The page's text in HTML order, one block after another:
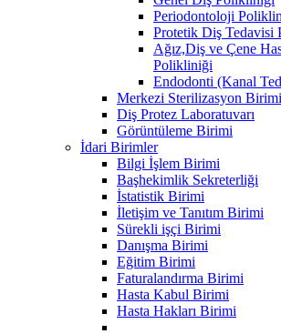
Periodontoloji
Protetik Diş Tedavisi
Ağız,Diş ve Çene
Polikliniği
Endodonti (Kanal
Merkezi Sterilizasyon Birimi
Diş Protez Laboratuvarı
Görüntüleme Birimi
İdari Birimler
Bilgi İşlem Birimi
Başhekimlik Sekreterliği
İstatistik Birimi
İletişim ve Tanıtım Birimi
Sürekli işçi Birimi
Danışma Birimi
Eğitim Birimi
Faturalandırma Birimi
Hasta Kabul Birimi
Hasta Hakları Birimi